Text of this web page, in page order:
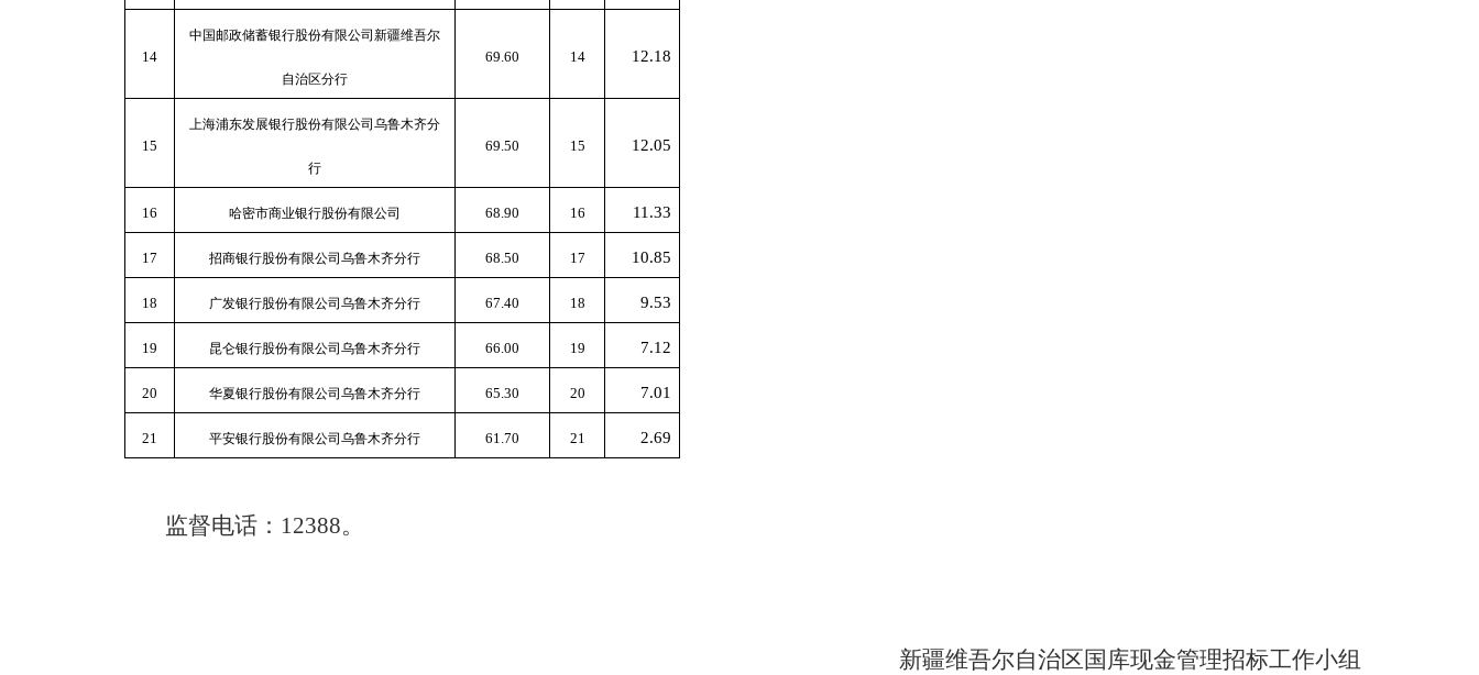
14
中国邮政储蓄银行股份有限公司新疆维吾尔
自治区分行
69.60 14 12.18
15
上海浦东发展银行股份有限公司乌鲁木齐分
行
69.50 15 12.05
16 哈密市商业银行股份有限公司 68.90 16 11.33
17 招商银行股份有限公司乌鲁木齐分行 68.50 17 10.85
18 广发银行股份有限公司乌鲁木齐分行 67.40 18 9.53
19 昆仑银行股份有限公司乌鲁木齐分行 66.00 19 7.12
20 华夏银行股份有限公司乌鲁木齐分行 65.30 20 7.01
21 平安银行股份有限公司乌鲁木齐分行 61.70 21 2.69
监督电话： 12388。
新疆维吾尔自治区国库现金管理招标工作小组